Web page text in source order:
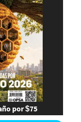
por $75